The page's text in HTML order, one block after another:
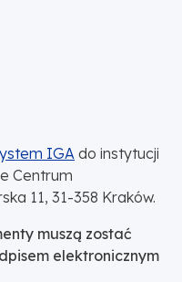
IGA do instytucji
Centrum
11, 31-358 Kraków.
muszą zostać
elektronicznym